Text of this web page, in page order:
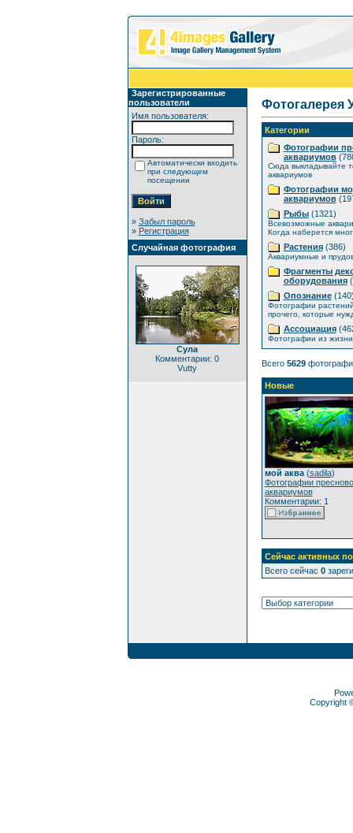
Зарегистрированные
пользователи
Имя пользователя:
Пароль:
Автоматически входить
при следующем
посещении
» Забыл пароль
» Регистрация
Случайная фотография
Сула
Комментарии: 0
Vutty
Фотогалерея
Категории
Фотографии
аквариумов
Сюда выкладывайте
аквариумов
Фотографии
аквариумов
Рыбы(1321)
Всевозможные
Когда наберется
Растения(386)
Аквариумные и
Фрагменты
оборудования
Опознание
Фотографии
прочего, которые
Ассоциация
Фотографии из
Всего 5629
Новые
мой аква(sadila)
Фотографии
аквариумов
Комментарии: 1
Сейчас активных
Всего сейчас 0
Copyright